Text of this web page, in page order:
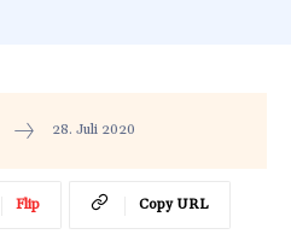
28. Juli 2020
Flip Copy URL